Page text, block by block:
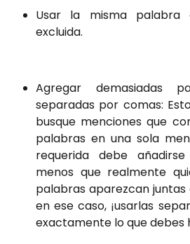
Usar la misma palabra
excluida.
Agregar demasiadas
separadas por comas:
busque menciones que
palabras en una sola
requerida debe
menos que realmente
palabras aparezcan
en ese caso, ¡usarlas
exactamente lo que debes